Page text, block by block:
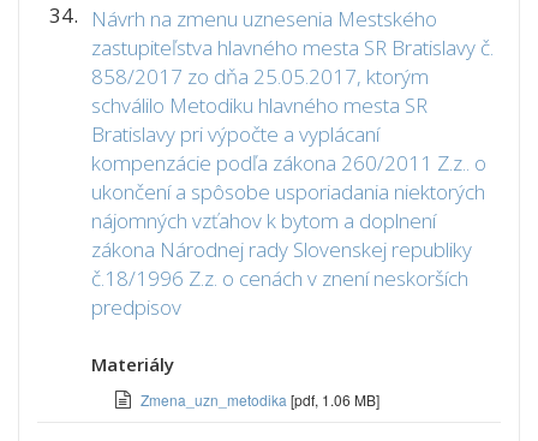
34.
Návrh na zmenu uznesenia Mestského
zastupiteľstva hlavného mesta SR Bratislavy č.
858/2017 zo dňa 25.05.2017, ktorým
schválilo Metodiku hlavného mesta SR
Bratislavy pri výpočte a vyplácaní
kompenzácie podľa zákona 260/2011 Z.z.. o
ukončení a spôsobe usporiadania niektorých
nájomných vzťahov k bytom a doplnení
zákona Národnej rady Slovenskej republiky
č.18/1996 Z.z. o cenách v znení neskorších
predpisov
Materiály
Zmena_uzn_metodika [pdf, 1.06 MB]